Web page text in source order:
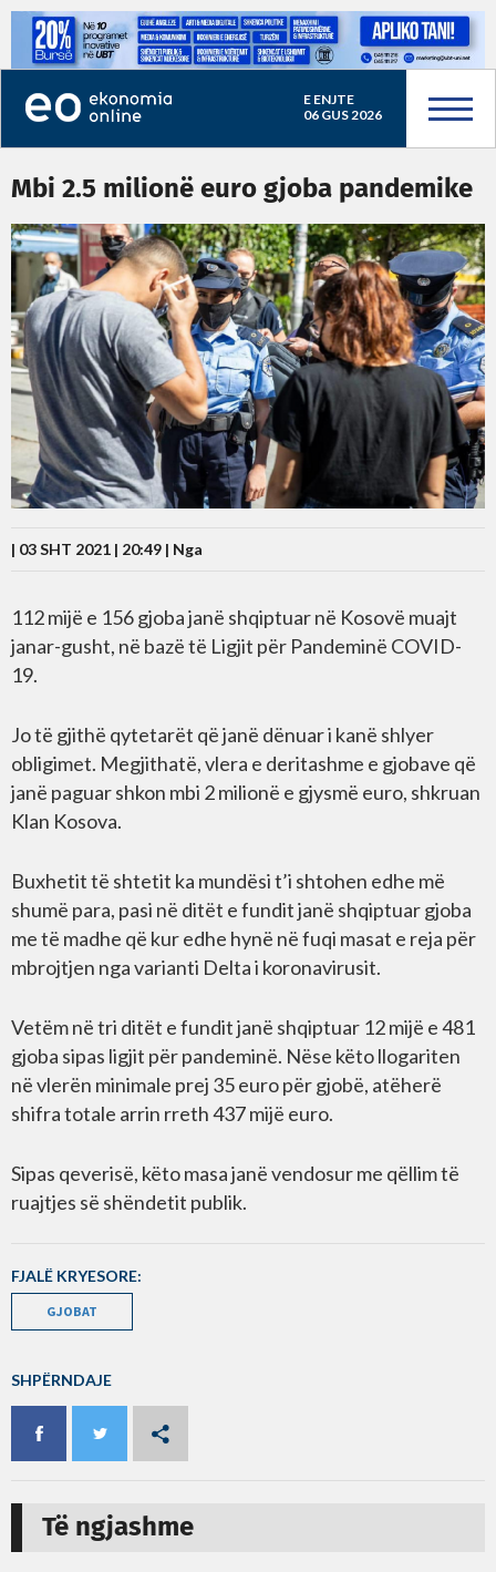
E ENJTE
06 GUS 2026
Mbi 2.5 milionë euro gjoba pandemike
| 03 SHT 2021 | 20:49 | Nga
112 mijë e 156 gjoba janë shqiptuar në Kosovë muajt
janar-gusht, në bazë të Ligjit për Pandeminë COVID-
19.
Jo të gjithë qytetarët që janë dënuar i kanë shlyer
obligimet. Megjithatë, vlera e deritashme e gjobave që
janë paguar shkon mbi 2 milionë e gjysmë euro, shkruan
Klan Kosova.
Buxhetit të shtetit ka mundësi t’i shtohen edhe më
shumë para, pasi në ditët e fundit janë shqiptuar gjoba
me të madhe që kur edhe hynë në fuqi masat e reja për
mbrojtjen nga varianti Delta i koronavirusit.
Vetëm në tri ditët e fundit janë shqiptuar 12 mijë e 481
gjoba sipas ligjit për pandeminë. Nëse këto llogariten
në vlerën minimale prej 35 euro për gjobë, atëherë
shifra totale arrin rreth 437 mijë euro.
Sipas qeverisë, këto masa janë vendosur me qëllim të
ruajtjes së shëndetit publik.
FJALË KRYESORE:
GJOBAT
SHPËRNDAJE
Të ngjashme